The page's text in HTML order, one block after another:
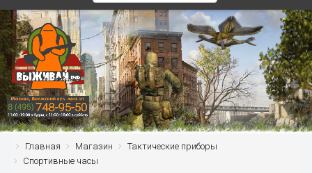
Главная Магазин
Тактические приборы
Спортивные часы